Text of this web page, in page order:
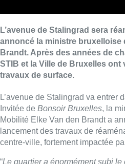
Vandenbrandt. “Les riverains, les
ont été touchés. On va
refermer et rendre l’avenue plus
octroyé. On va le mettre en œuvre
quartier puisse recommencer à
► Voir notre reportage |“SOS
délaissé, vies ruinées” : cent
le métro 3
Les travaux doivent débuter à